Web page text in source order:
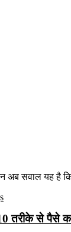
अब सवाल यह है
से पैसे